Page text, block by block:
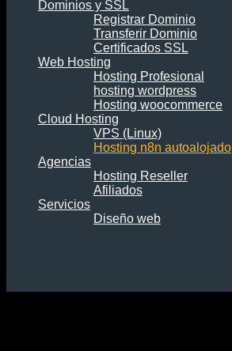
Dominios y SSL
Registrar Dominio
Transferir Dominio
Certificados SSL
Web Hosting
Hosting Profesional
hosting wordpress
Hosting woocommerce
Cloud Hosting
VPS (Linux)
Hosting n8n autoalojado
Agencias
Hosting Reseller
Afiliados
Servicios
Diseño web